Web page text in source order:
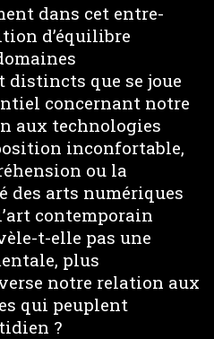
dans cet entre-
d’équilibre
que se joue
concernant notre
aux technologies
inconfortable,
ou la
des arts numériques
contemporain
t-elle pas une
plus
notre relation aux
qui peuplent
?